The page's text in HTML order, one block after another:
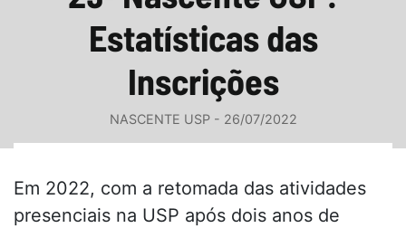
Estatísticas das
Inscrições
NASCENTE USP - 26/07/2022
Em 2022, com a retomada das atividades
presenciais na USP após dois anos de